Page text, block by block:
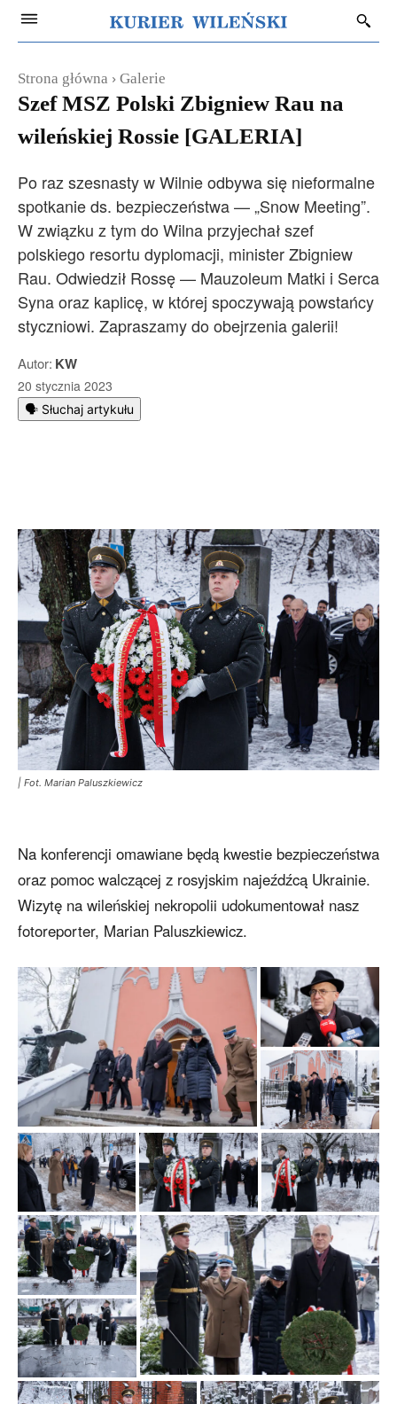
Strona główna Galerie
Szef MSZ Polski Zbigniew Rau na
wileńskiej Rossie [GALERIA]
Po raz szesnasty w Wilnie odbywa się nieformalne
spotkanie ds. bezpieczeństwa — „Snow Meeting”.
W związku z tym do Wilna przyjechał szef
polskiego resortu dyplomacji, minister Zbigniew
Rau. Odwiedził Rossę — Mauzoleum Matki i Serca
Syna oraz kaplicę, w której spoczywają powstańcy
styczniowi. Zapraszamy do obejrzenia galerii!
Autor: KW
20 stycznia 2023
🗣️ Słuchaj artykułu
| Fot. Marian Paluszkiewicz
Na konferencji omawiane będą kwestie bezpieczeństwa
oraz pomoc walczącej z rosyjskim najeźdźcą Ukrainie.
Wizytę na wileńskiej nekropolii udokumentował nasz
fotoreporter, Marian Paluszkiewicz.